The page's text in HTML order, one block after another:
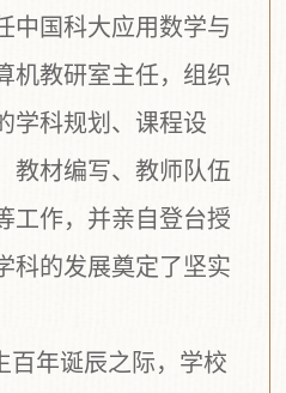
中国科大应用数学与
机教研室主任，组织
学科规划、课程设
教材编写、教师队伍
工作，并亲自登台授
科的发展奠定了坚实
百年诞辰之际，学校